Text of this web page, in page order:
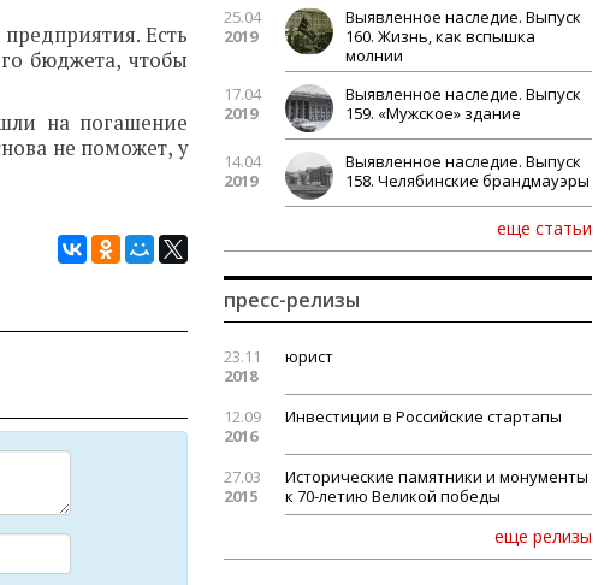
Есть
бюджета, чтобы
на погашение
не поможет, у
25.04
2019
Выявленное наследие. Выпуск
160. Жизнь, как вспышка
молнии
17.04
2019
Выявленное наследие. Выпуск
159. «Мужское» здание
14.04
2019
Выявленное наследие. Выпуск
158. Челябинские брандмауэры
еще статьи
пресс-релизы
23.11
2018
юрист
12.09
2016
Инвестиции в Российские стартапы
27.03
2015
Исторические памятники и монументы
к 70-летию Великой победы
еще релизы